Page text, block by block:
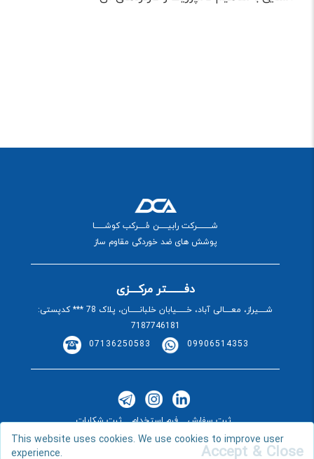
This website uses cookies. We use cookies to improve user
experience.
Accept & Close
شــــــــــرکت رابیــــــن مُـــــرکب کوشـــــــا
پوشش های ضد خوردگی مقاوم ساز
دفــــــــتر مرکــــزی
شـــــیراز، معـــــالی آباد، خـــــــیابان خلبانـــــــان، پلاک 78 *** کدپستی:
7187746181
07136250583
09906514353
ثبت شکایات فرم استخدام ثبت سفارش